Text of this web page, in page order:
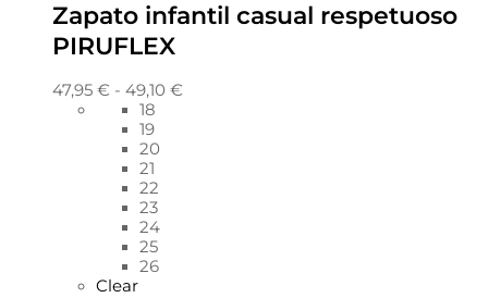
Zapato infantil casual respetuoso
PIRUFLEX
47,95 € - 49,10 €
18
19
20
21
22
23
24
25
26
Clear